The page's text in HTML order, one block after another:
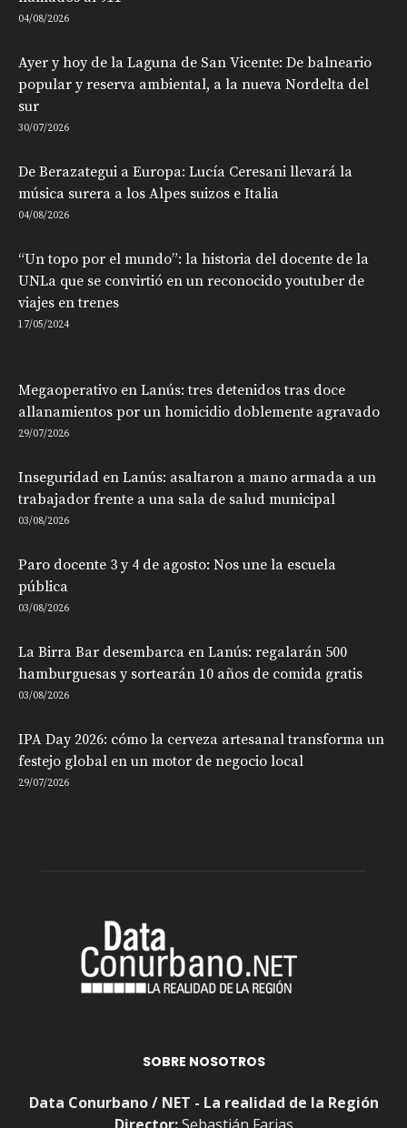
04/08/2026
Ayer y hoy de la Laguna de San Vicente: De balneario
popular y reserva ambiental, a la nueva Nordelta del
sur
30/07/2026
De Berazategui a Europa: Lucía Ceresani llevará la
música surera a los Alpes suizos e Italia
04/08/2026
“Un topo por el mundo”: la historia del docente de la
UNLa que se convirtió en un reconocido youtuber de
viajes en trenes
17/05/2024
Megaoperativo en Lanús: tres detenidos tras doce
allanamientos por un homicidio doblemente agravado
29/07/2026
Inseguridad en Lanús: asaltaron a mano armada a un
trabajador frente a una sala de salud municipal
03/08/2026
Paro docente 3 y 4 de agosto: Nos une la escuela
pública
03/08/2026
La Birra Bar desembarca en Lanús: regalarán 500
hamburguesas y sortearán 10 años de comida gratis
03/08/2026
IPA Day 2026: cómo la cerveza artesanal transforma un
festejo global en un motor de negocio local
29/07/2026
SOBRE NOSOTROS
Data Conurbano / NET - La realidad de la Región